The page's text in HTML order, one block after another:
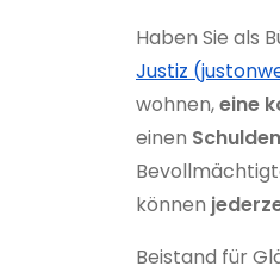
Haben Sie als
Justiz
wohnen,eine
einen
können
Beistand für